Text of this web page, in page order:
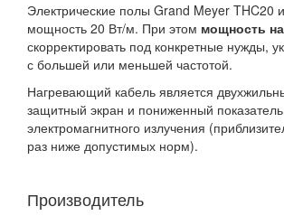
Электрические полы Grand Meyer THC20
мощность 20 Вт/м. При этом мощность
скорректировать под конкретные нужды,
с большей или меньшей частотой.
Нагревающий кабель является
защитный экран и пониженный показатель
электромагнитного излучения
раз ниже допустимых норм).
Производитель